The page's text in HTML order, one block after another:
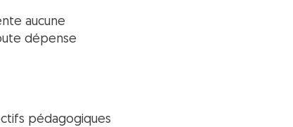
aucune
dépense
pédagogiques